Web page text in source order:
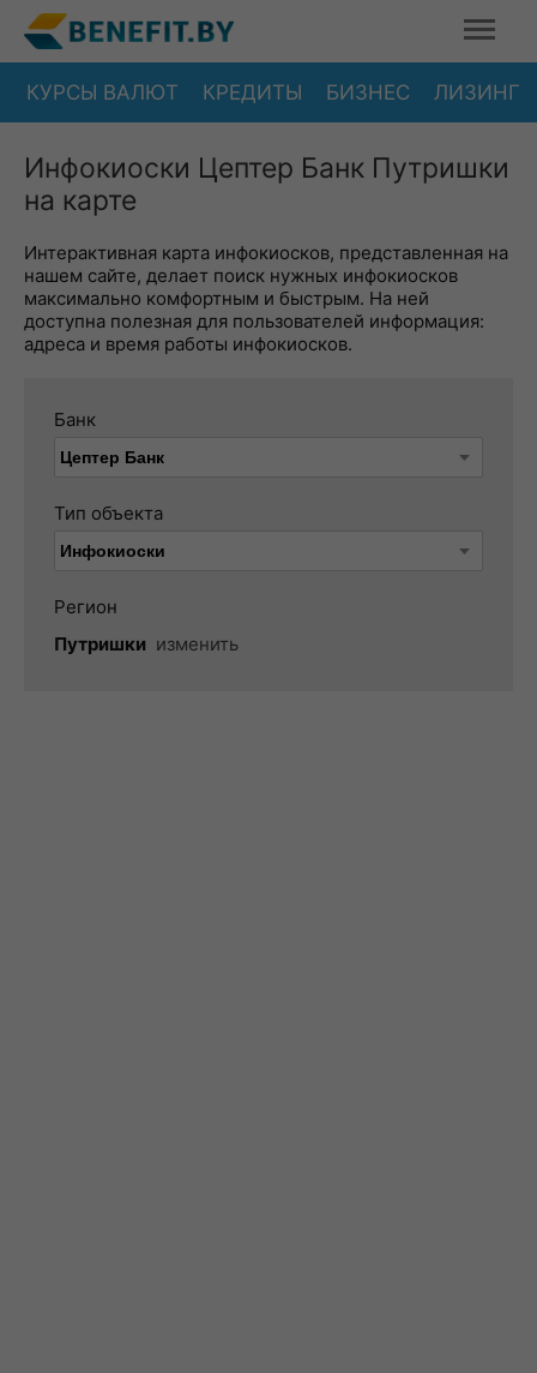
КУРСЫ ВАЛЮТ КРЕДИТЫ БИЗНЕС ЛИЗИНГ
Инфокиоски Цептер Банк Путришки
на карте
Интерактивная карта инфокиосков, представленная на
нашем сайте, делает поиск нужных инфокиосков
максимально комфортным и быстрым. На ней
доступна полезная для пользователей информация:
адреса и время работы инфокиосков.
Банк
Тип объекта
Регион
Путришки изменить